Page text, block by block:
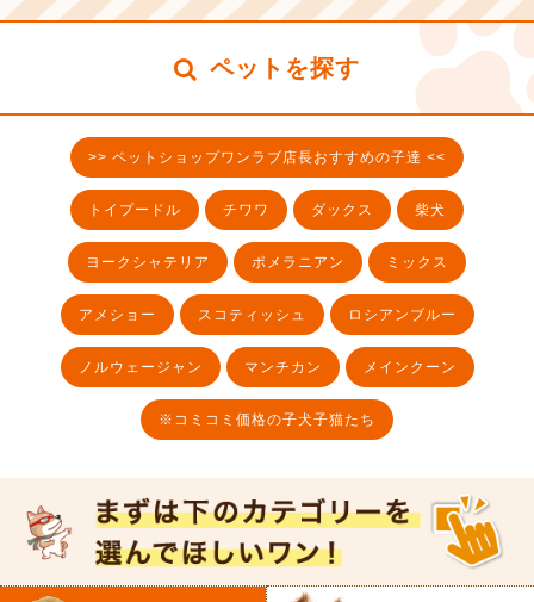
ペットを探す
>> ペットショップワンラブ店長おすすめの子達 <<
トイプードル チワワ ダックス 柴犬
ヨークシャテリア ポメラニアン ミックス
アメショー スコティッシュ ロシアンブルー
ノルウェージャン マンチカン メインクーン
※コミコミ価格の子犬子猫たち